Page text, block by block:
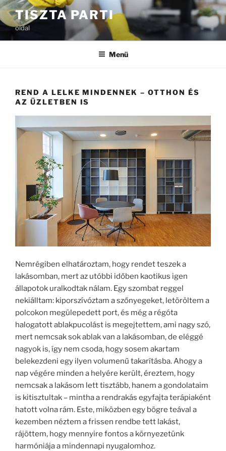
Tartalomhoz
TISZTA PARTI
oldal
Menü
REND A LELKE MINDENNEK – OTTHON ÉS
AZ ÜZLETBEN IS
Nemrégiben elhatároztam, hogy rendet teszek a
lakásomban, mert az utóbbi időben kaotikus igen
állapotok uralkodtak nálam. Egy szombat reggel
nekiálltam: kiporszívóztam a szőnyegeket, letöröltem a
polcokon megülepedett port, és még a régóta
halogatott ablakpucolást is megejtettem, ami nagy szó,
mert nemcsak sok ablak van a lakásomban, de eléggé
nagyok is, így nem csoda, hogy sosem akartam
belekezdeni egy ilyen volumenű takarításba. Ahogy a
nap végére minden a helyére került, éreztem, hogy
nemcsak a lakásom lett tisztább, hanem a gondolataim
is kitisztultak – mintha a rendrakás egyfajta terápiaként
hatott volna rám. Este, miközben egy bögre teával a
kezemben néztem a frissen rendbe tett lakást,
rájöttem, hogy mennyire fontos a környezetünk
harmóniája a mindennapi nyugalomhoz.